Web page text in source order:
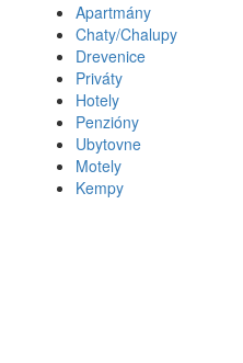
Apartmány
Chaty/Chalupy
Drevenice
Priváty
Hotely
Penzióny
Ubytovne
Motely
Kempy